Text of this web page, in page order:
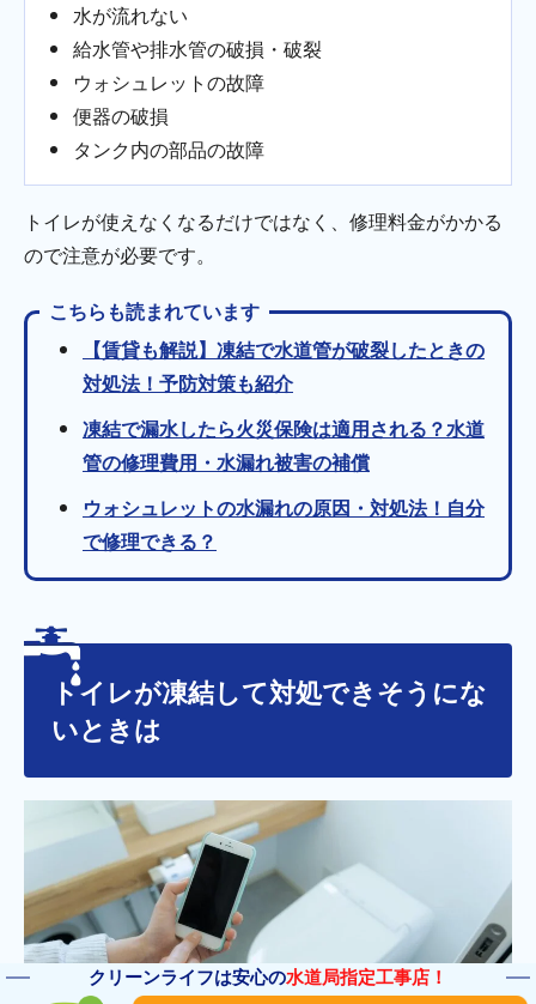
水が流れない
給水管や排水管の破損・破裂
ウォシュレットの故障
便器の破損
タンク内の部品の故障
トイレが使えなくなるだけではなく、修理料金がかかる
ので注意が必要です。
こちらも読まれています
【賃貸も解説】凍結で水道管が破裂したときの
対処法！予防対策も紹介
凍結で漏水したら火災保険は適用される？水道
管の修理費用・水漏れ被害の補償
ウォシュレットの水漏れの原因・対処法！自分
で修理できる？
トイレが凍結して対処できそうにな
いときは
クリーンライフは安心の水道局指定工事店！